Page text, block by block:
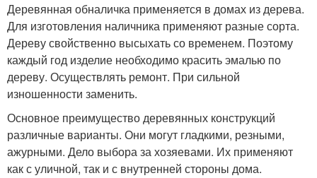
Деревянная обналичка применяется в домах из дерева.
Для изготовления наличника применяют разные сорта.
Дереву свойственно высыхать со временем. Поэтому
каждый год изделие необходимо красить эмалью по
дереву. Осуществлять ремонт. При сильной
изношенности заменить.
Основное преимущество деревянных конструкций
различные варианты. Они могут гладкими, резными,
ажурными. Дело выбора за хозяевами. Их применяют
как с уличной, так и с внутренней стороны дома.